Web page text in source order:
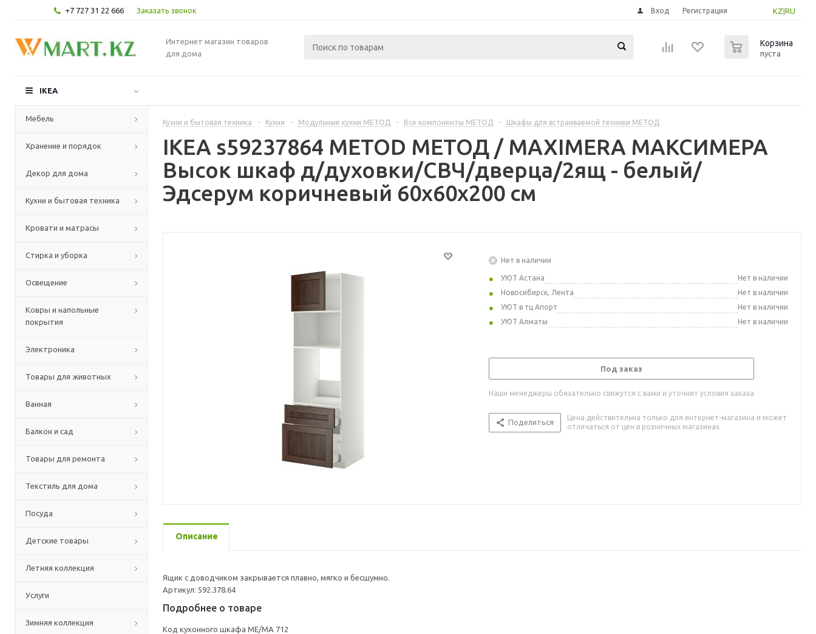
+7 727 31 22 666 Заказать звонок KZ RU
Вход Регистрация
Интернет магазин товаров
для дома
Корзина
пуста
IKEA
Мебель
Хранение и порядок
Декор для дома
Кухни и бытовая техника
Кровати и матрасы
Стирка и уборка
Освещение
Ковры и напольные
покрытия
Электроника
Товары для животных
Ванная
Балкон и сад
Товары для ремонта
Текстиль для дома
Посуда
Детские товары
Летняя коллекция
Услуги
Зимняя коллекция
Кухни и бытовая техника - Кухни - Модульные кухни МЕТОД - Все компоненты МЕТОД - Шкафы для встраиваемой техники МЕТОД
IKEA s59237864 METOD МЕТОД / MAXIMERA МАКСИМЕРА
Высок шкаф д/духовки/СВЧ/дверца/2ящ - белый/
Эдсерум коричневый 60x60x200 см
Нет в наличии
УЮТ Астана
Нет в наличии
Новосибирск, Лента
Нет в наличии
УЮТ в тц Апорт
Нет в наличии
УЮТ Алматы
Нет в наличии
Под заказ
Наши менеджеры обязательно свяжутся с вами и уточнят условия заказа
Поделиться
Цена действительна только для интернет-магазина и может
отличаться от цен в розничных магазинах
Описание
Ящик с доводчиком закрывается плавно, мягко и бесшумно.
Артикул: 592.378.64
Подробнее о товаре
Код кухонного шкафа ME/MA 712